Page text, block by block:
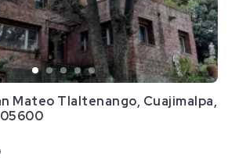
Mateo Tlaltenango, Cuajimalpa,
05600